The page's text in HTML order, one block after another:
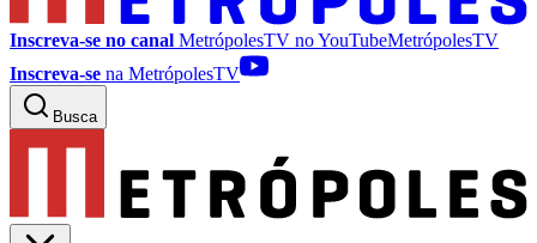
Inscreva-se no canal MetrópolesTV noYouTubeMetrópolesTV
Inscreva-se na MetrópolesTV
Busca